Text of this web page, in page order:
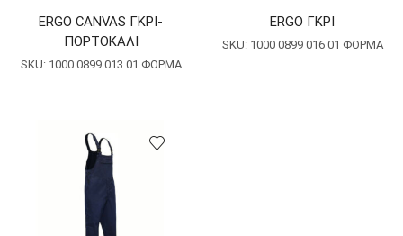
ERGO CANVAS ΓΚΡΙ-
ΠΟΡΤΟΚΑΛΙ
SKU: 1000 0899 013 01 ΦΟΡΜΑ
ERGO ΓΚΡΙ
SKU: 1000 0899 016 01 ΦΟΡΜΑ